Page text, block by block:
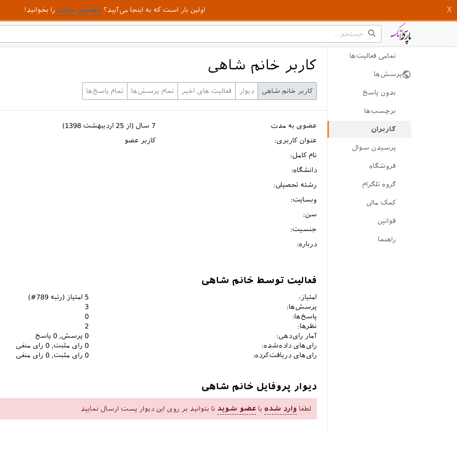
اولین بار است که به اینجا می‌آیید؟ راهنمای سایت را بخوانید!
تمامی فعالیت‌ها
پرسش‌ها
بدون پاسخ
برچسب‌ها
کاربران
پرسیدن سوال
فروشگاه
گروه تلگرام
کمک مالی
قوانین
راهنما
کاربر خانم شاهی
کاربر خانم شاهی دیوار فعالیت های اخیر تمام پرسش‌ها تمام پاسخ‌ها
عضوی به مدت
7 سال (از 25 اردیبهشت 1398)
عنوان کاربری:
کاربر عضو
نام کامل:
دانشگاه:
رشته تحصیلی:
وبسایت:
سن:
جنسیت:
درباره:
فعالیت توسط خانم شاهی
امتیاز: 5 امتیاز (رتبه 789
#)
پرسش‌ها:
3
پاسخ‌ها:
0
نظرها:
2
آمار رای‌دهی:
0 پرسش, 0 پاسخ
رای‌های داده‌شده:
0 رای مثبت, 0 رای منفی
رای‌های دریافت‌کرده:
0 رای مثبت, 0 رای منفی
دیوار پروفایل خانم شاهی
لطفا وارد شده یا عضو شوید تا بتوانید بر روی این دیوار پست ارسال نمایید